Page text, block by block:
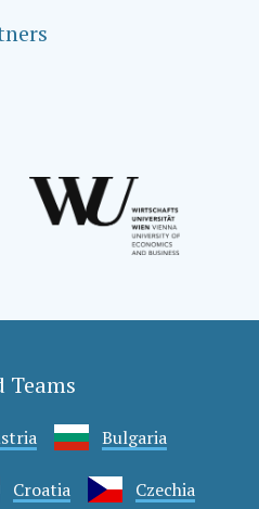
Teams
Bulgaria
Croatia Czechia